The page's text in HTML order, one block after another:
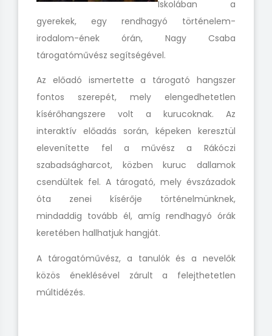
Iskolában a
gyerekek, egy rendhagyó történelem-
irodalom-ének órán, Nagy Csaba
tárogatóművész segítségével.
Az előadó ismertette a tárogató hangszer
fontos szerepét, mely elengedhetetlen
kísérőhangszere volt a kurucoknak. Az
interaktív előadás során, képeken keresztül
elevenítette fel a művész a Rákóczi
szabadságharcot, közben kuruc dallamok
csendültek fel. A tárogató, mely évszázadok
óta zenei kísérője történelmünknek,
mindaddig tovább él, amíg rendhagyó órák
keretében hallhatjuk hangját.
A tárogatóművész, a tanulók és a nevelők
közös éneklésével zárult a felejthetetlen
múltidézés.